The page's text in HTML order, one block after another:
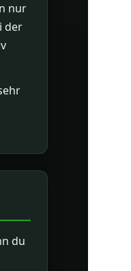
nur
der
du